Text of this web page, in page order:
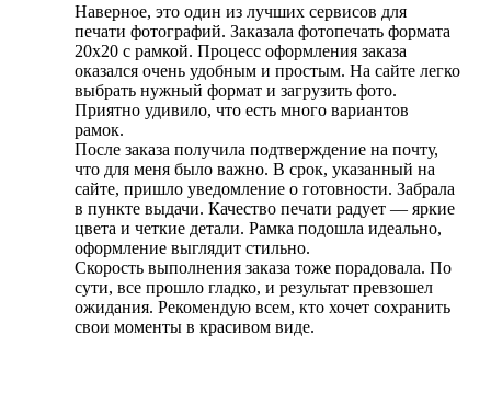
Наверное, это один из лучших сервисов для
печати фотографий. Заказала фотопечать формата
20х20 с рамкой. Процесс оформления заказа
оказался очень удобным и простым. На сайте легко
выбрать нужный формат и загрузить фото.
Приятно удивило, что есть много вариантов
рамок.
После заказа получила подтверждение на почту,
что для меня было важно. В срок, указанный на
сайте, пришло уведомление о готовности. Забрала
в пункте выдачи. Качество печати радует — яркие
цвета и четкие детали. Рамка подошла идеально,
оформление выглядит стильно.
Скорость выполнения заказа тоже порадовала. По
сути, все прошло гладко, и результат превзошел
ожидания. Рекомендую всем, кто хочет сохранить
свои моменты в красивом виде.